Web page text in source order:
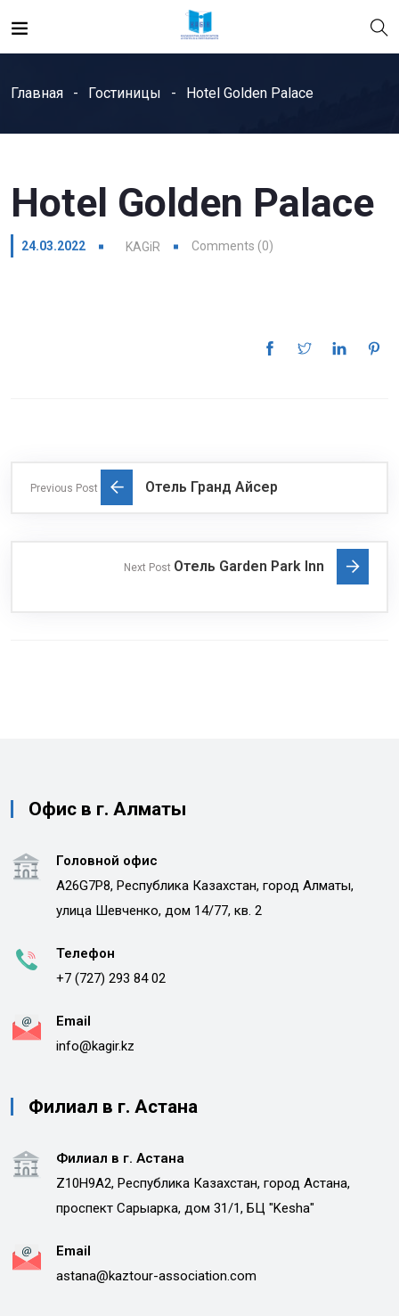
Главная Гостиницы Hotel Golden Palace
Hotel Golden Palace
24.03.2022 KAGiR Comments (0)
Previous Post Отель Гранд Айсер
Next Post Отель Garden Park Inn
Офис в г. Алматы
Головной офис
A26G7P8, Республика Казахстан, город Алматы,
улица Шевченко, дом 14/77, кв. 2
Телефон
+7 (727) 293 84 02
Email
info@kagir.kz
Филиал в г. Астана
Филиал в г. Астана
Z10H9A2, Республика Казахстан, город Астана,
проспект Сарыарка, дом 31/1, БЦ "Kesha"
Email
astana@kaztour-association.com